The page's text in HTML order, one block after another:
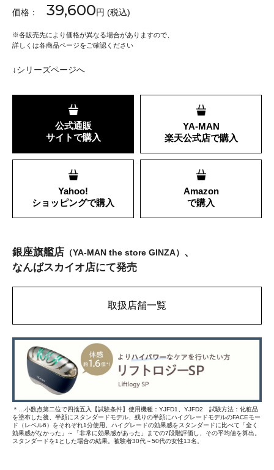
価格： 39,600円 (税込)
※各販売先により価格が異なる場合がありますので、
詳しくは各商品ページをご確認ください
↓シリーズページへ
公式通販
サイトで購入
YA-MAN
楽天公式店で購入
Yahoo!
ショッピングで購入
Amazon
で購入
銀座旗艦店 （YA-MAN the store GINZA） 、
なんばスカイオ店にて発売
取扱店舗一覧
＊…小数点第二位で四捨五入【試験条件】使用機種：YJFD1、YJFD2 試験方法：化粧品
を塗布した後、半顔にスタンダードモデル、残りの半顔にハイグレードモデルのFACEモー
ド（レベル6）をそれぞれ1分使用。ハイグレードの効果感をスタンダードに比べて「全く
効果感がなかった」～「非常に効果感があった」までの7段階評価し、その平均値を算出。
スタンダードを1とした場合の結果。被験者30代～50代の女性13名。